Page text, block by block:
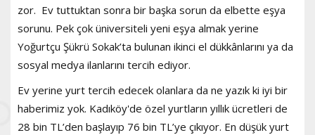
zor. Ev tuttuktan sonra bir başka sorun da elbette eşya
sorunu. Pek çok üniversiteli yeni eşya almak yerine
Yoğurtçu Şükrü Sokak’ta bulunan ikinci el dükkânlarını ya da
sosyal medya ilanlarını tercih ediyor.
Ev yerine yurt tercih edecek olanlara da ne yazık ki iyi bir
haberimiz yok. Kadıköy'de özel yurtların yıllık ücretleri de
28 bin TL’den başlayıp 76 bin TL’ye çıkıyor. En düşük yurt